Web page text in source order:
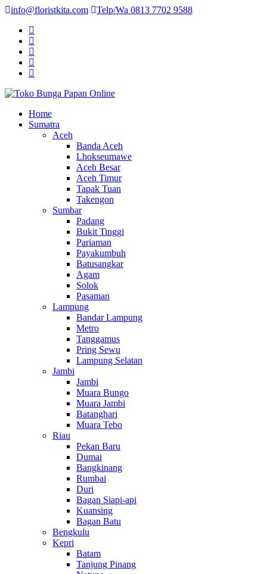
info@floristkita.com Telp/Wa 0813 7702 9588
Toko Bunga Papan Online
Karangan Bunga Kirim Langsung – Cepat di Medan
Home
Sumatra
Aceh
Banda Aceh
Lhokseumawe
Aceh Besar
Aceh Timur
Tapak Tuan
Takengon
Sumbar
Padang
Bukit Tinggi
Pariaman
Payakumbuh
Batusangkar
Agam
Solok
Pasaman
Lampung
Bandar Lampung
Metro
Tanggamus
Pring Sewu
Lampung Selatan
Jambi
Jambi
Muara Bungo
Muara Jambi
Batanghari
Muara Tebo
Riau
Pekan Baru
Dumai
Bangkinang
Rumbai
Duri
Bagan Siapi-api
Kuansing
Bagan Batu
Bengkulu
Kepri
Batam
Tanjung Pinang